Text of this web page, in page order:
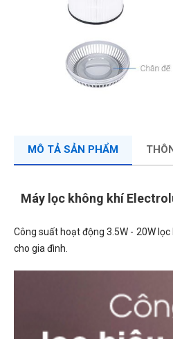
MÔ TẢ SẢN PHẨM
Máy lọc không khí
Công suất hoạt động 3.5W - 20W
cho gia đình.